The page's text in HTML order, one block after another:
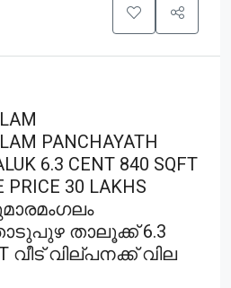
PANCHAYATH
6.3 CENT 840 SQFT
PRICE 30 LAKHS
താലൂക്ക് 6.3
വീട് വില്പനക്ക് വില